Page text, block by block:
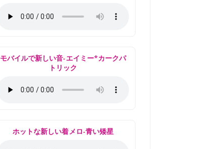
モバイルで新しい音-エイミー*カークパ
トリック
ホットな新しい着メロ-青い矮星